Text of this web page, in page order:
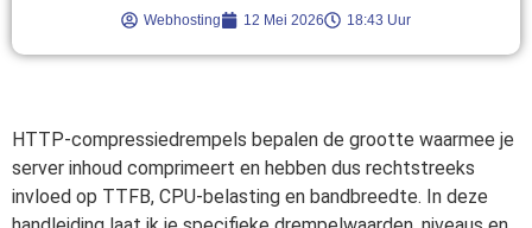
Webhosting 12 Mei 2026 18:43 Uur
HTTP-compressiedrempels bepalen de grootte waarmee je
server inhoud comprimeert en hebben dus rechtstreeks
invloed op TTFB, CPU-belasting en bandbreedte. In deze